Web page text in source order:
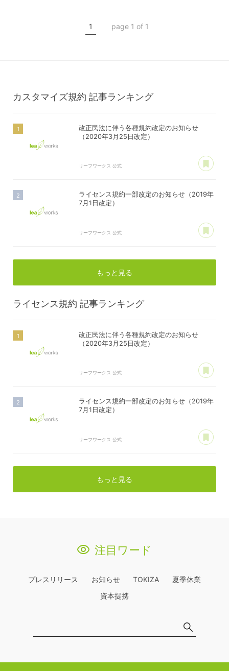
1
page 1 of 1
カスタマイズ規約 記事ランキング
改正民法に伴う各種規約改定のお知らせ
（2020年3月25日改定）
リーフワークス 公式
ライセンス規約一部改定のお知らせ（2019年
7月1日改定）
リーフワークス 公式
もっと見る
ライセンス規約 記事ランキング
改正民法に伴う各種規約改定のお知らせ
（2020年3月25日改定）
リーフワークス 公式
ライセンス規約一部改定のお知らせ（2019年
7月1日改定）
リーフワークス 公式
もっと見る
注目ワード
プレスリリース お知らせ TOKIZA
夏季休業
資本提携